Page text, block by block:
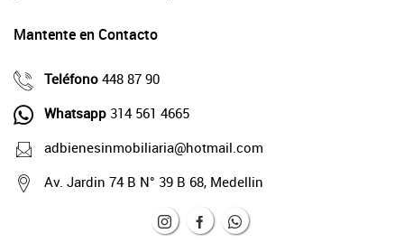
Mantente en Contacto
Teléfono 448 87 90
Whatsapp 314 561 4665
adbienesinmobiliaria@hotmail.com
Av. Jardin 74 B N° 39 B 68, Medellin